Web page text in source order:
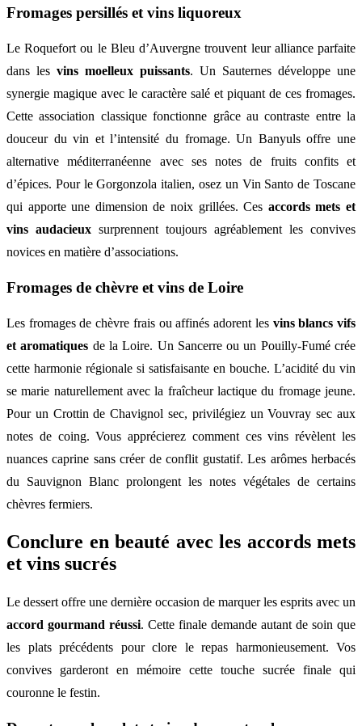
Fromages persillés et vins liquoreux
Le Roquefort ou le Bleu d’Auvergne trouvent leur alliance parfaite
dans les vins moelleux puissants. Un Sauternes développe une
synergie magique avec le caractère salé et piquant de ces fromages.
Cette association classique fonctionne grâce au contraste entre la
douceur du vin et l’intensité du fromage. Un Banyuls offre une
alternative méditerranéenne avec ses notes de fruits confits et
d’épices. Pour le Gorgonzola italien, osez un Vin Santo de Toscane
qui apporte une dimension de noix grillées. Ces accords mets et
vins audacieux surprennent toujours agréablement les convives
novices en matière d’associations.
Fromages de chèvre et vins de Loire
Les fromages de chèvre frais ou affinés adorent les vins blancs vifs
et aromatiques de la Loire. Un Sancerre ou un Pouilly-Fumé crée
cette harmonie régionale si satisfaisante en bouche. L’acidité du vin
se marie naturellement avec la fraîcheur lactique du fromage jeune.
Pour un Crottin de Chavignol sec, privilégiez un Vouvray sec aux
notes de coing. Vous apprécierez comment ces vins révèlent les
nuances caprine sans créer de conflit gustatif. Les arômes herbacés
du Sauvignon Blanc prolongent les notes végétales de certains
chèvres fermiers.
Conclure en beauté avec les accords mets
et vins sucrés
Le dessert offre une dernière occasion de marquer les esprits avec un
accord gourmand réussi. Cette finale demande autant de soin que
les plats précédents pour clore le repas harmonieusement. Vos
convives garderont en mémoire cette touche sucrée finale qui
couronne le festin.